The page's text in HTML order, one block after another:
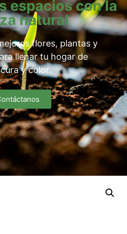
espacios con la
natural
flores, plantas y
llenar tu hogar de
y color.